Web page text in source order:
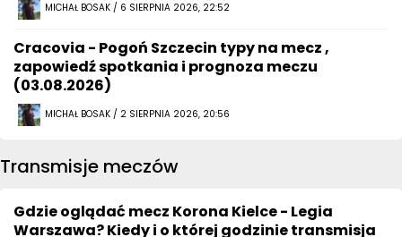
MICHAŁ BOSAK / 6 SIERPNIA 2026, 22:52
Cracovia - Pogoń Szczecin typy na mecz ,
zapowiedź spotkania i prognoza meczu
(03.08.2026)
MICHAŁ BOSAK / 2 SIERPNIA 2026, 20:56
Transmisje meczów
Gdzie oglądać mecz Korona Kielce - Legia
Warszawa? Kiedy i o której godzinie transmisja